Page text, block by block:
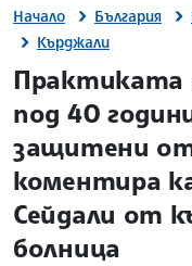
Начало България
Кърджали
site.bta
Практиката
под 40
защитени
коментира
Сейдали от
болница